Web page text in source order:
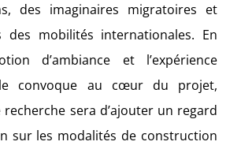
des imaginaires migratoires et
des mobilités internationales. En
d’ambiance et l’expérience
convoque au cœur du projet,
recherche sera d’ajouter un regard
sur les modalités de construction